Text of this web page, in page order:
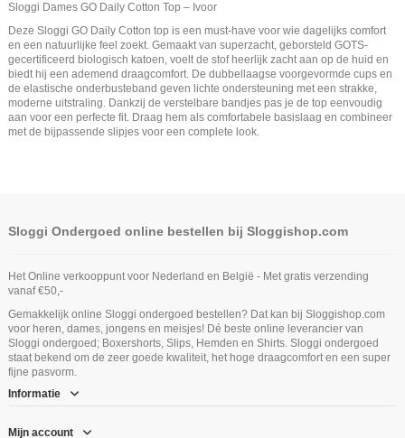
Sloggi Dames GO Daily Cotton Top – Ivoor
Deze Sloggi GO Daily Cotton top is een must-have voor wie dagelijks comfort
en een natuurlijke feel zoekt. Gemaakt van superzacht, geborsteld GOTS-
gecertificeerd biologisch katoen, voelt de stof heerlijk zacht aan op de huid en
biedt hij een ademend draagcomfort. De dubbellaagse voorgevormde cups en
de elastische onderbusteband geven lichte ondersteuning met een strakke,
moderne uitstraling. Dankzij de verstelbare bandjes pas je de top eenvoudig
aan voor een perfecte fit. Draag hem als comfortabele basislaag en combineer
met de bijpassende slipjes voor een complete look.
Sloggi Ondergoed online bestellen bij Sloggishop.com
Het Online verkooppunt voor Nederland en België - Met gratis verzending
vanaf €50,-
Gemakkelijk online Sloggi ondergoed bestellen? Dat kan bij Sloggishop.com
voor heren, dames, jongens en meisjes! Dé beste online leverancier van
Sloggi ondergoed; Boxershorts, Slips, Hemden en Shirts. Sloggi ondergoed
staat bekend om de zeer goede kwaliteit, het hoge draagcomfort en een super
fijne pasvorm.
Informatie
Mijn account